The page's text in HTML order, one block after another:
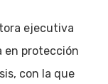
ejecutiva
en protección
con la que